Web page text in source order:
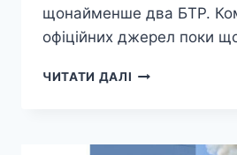
щонайменше два БТР.
офіційних джерел поки
ЧИТАТИ ДАЛІ РАКЕТИ
ОКУПАНТІВ